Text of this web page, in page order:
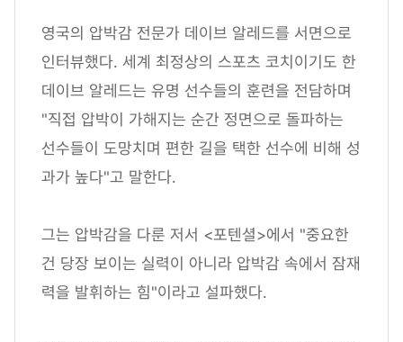
영국의 압박감 전문가 데이브 알레드를 서면으로
인터뷰했다. 세계 최정상의 스포츠 코치이기도 한
데이브 알레드는 유명 선수들의 훈련을 전담하며
"직접 압박이 가해지는 순간 정면으로 돌파하는
선수들이 도망치며 편한 길을 택한 선수에 비해 성
과가 높다"고 말한다.
그는 압박감을 다룬 저서 <포텐셜>에서 "중요한
건 당장 보이는 실력이 아니라 압박감 속에서 잠재
력을 발휘하는 힘"이라고 설파했다.